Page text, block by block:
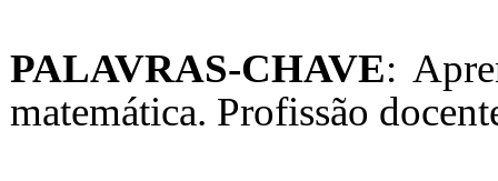
PALAVRAS-CHAVE:
matemática. Profissão